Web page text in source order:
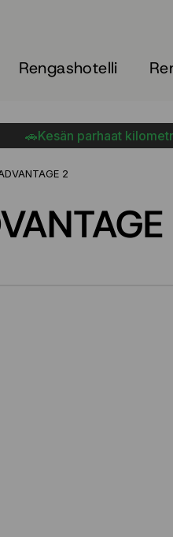
Rengashotelli
🚗Kesän parhaat
2